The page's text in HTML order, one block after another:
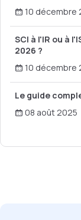
10 décembre
SCI à l'IR ou à
2026 ?
10 décembre
Le guide
08 août 2025